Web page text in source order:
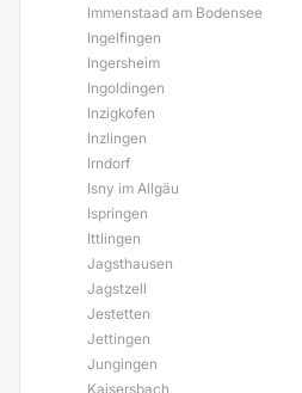
Immenstaad am Bodensee
Ingelfingen
Ingersheim
Ingoldingen
Inzigkofen
Inzlingen
Irndorf
Isny im Allgäu
Ispringen
Ittlingen
Jagsthausen
Jagstzell
Jestetten
Jettingen
Jungingen
Kaisersbach